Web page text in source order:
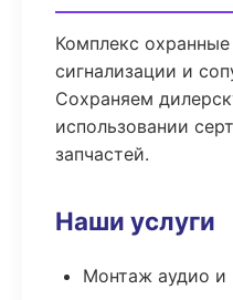
Комплекс
сигнализации и
Сохраняем
использовании
запчастей.
Наши услуги
Монтаж аудио и